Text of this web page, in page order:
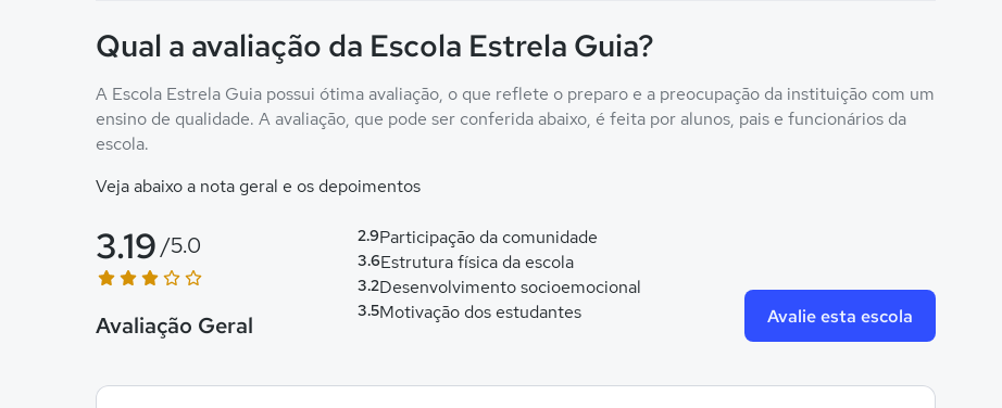
Qual a avaliação da Escola Estrela Guia?
A Escola Estrela Guia possui ótima avaliação, o que reflete o preparo e a preocupação da instituição com um
ensino de qualidade. A avaliação, que pode ser conferida abaixo, é feita por alunos, pais e funcionários da
escola.
Veja abaixo a nota geral e os depoimentos
Avaliação Geral
3.19 /5.0 2.9Participação da comunidade
3.6Estrutura física da escola
3.2Desenvolvimento socioemocional
3.5Motivação dos estudantes Avalie esta escola